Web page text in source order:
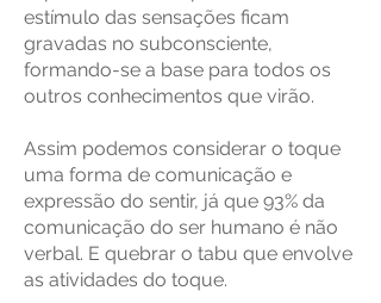
estímulo das sensações ficam
gravadas no subconsciente,
formando-se a base para todos os
outros conhecimentos que virão.
Assim podemos considerar o toque
uma forma de comunicação e
expressão do sentir, já que 93% da
comunicação do ser humano é não
verbal. E quebrar o tabu que envolve
as atividades do toque.